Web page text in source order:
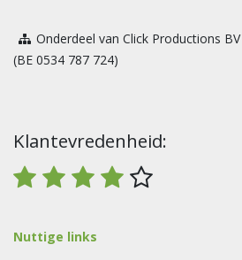
Onderdeel van Click Productions BV
(BE 0534 787 724)
Klantevredenheid:
Nuttige links